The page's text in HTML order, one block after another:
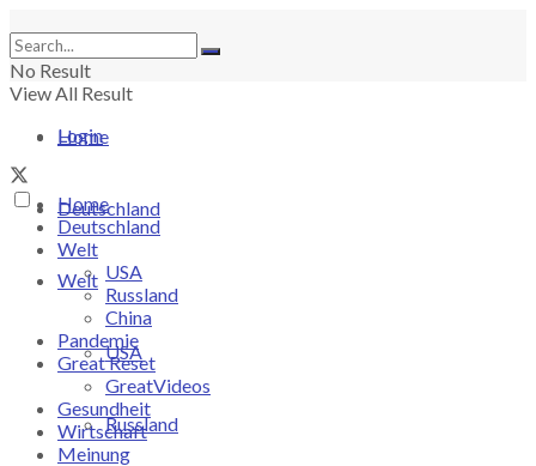
No Result
View All Result
Login
Home
Deutschland
Welt
USA
Russland
Home
Deutschland
Welt
USA
Russland
China
Pandemie
Great Reset
GreatVideos
Gesundheit
Wirtschaft
Meinung